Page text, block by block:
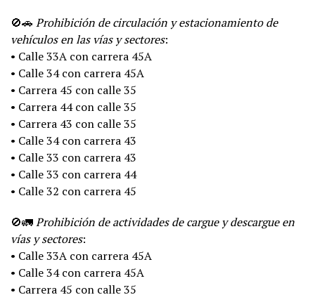
🚫🚗 Prohibición de circulación y estacionamiento de
vehículos en las vías y sectores:
• Calle 33A con carrera 45A
• Calle 34 con carrera 45A
• Carrera 45 con calle 35
• Carrera 44 con calle 35
• Carrera 43 con calle 35
• Calle 34 con carrera 43
• Calle 33 con carrera 43
• Calle 33 con carrera 44
• Calle 32 con carrera 45
🚫🚛Prohibición de actividades de cargue y descargue en
vías y sectores:
• Calle 33A con carrera 45A
• Calle 34 con carrera 45A
• Carrera 45 con calle 35